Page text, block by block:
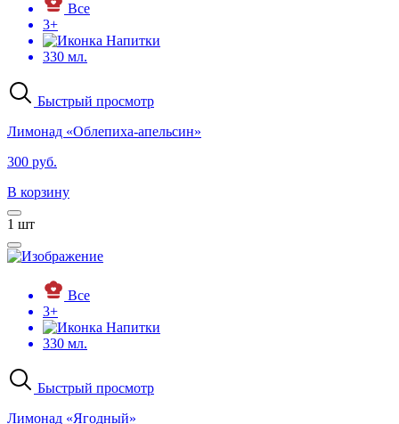
Все
3+
Напитки
330 мл.
Быстрый просмотр
Лимонад «Облепиха-апельсин»
300 руб.
В корзину
1 шт
Все
3+
Напитки
330 мл.
Быстрый просмотр
Лимонад «Ягодный»